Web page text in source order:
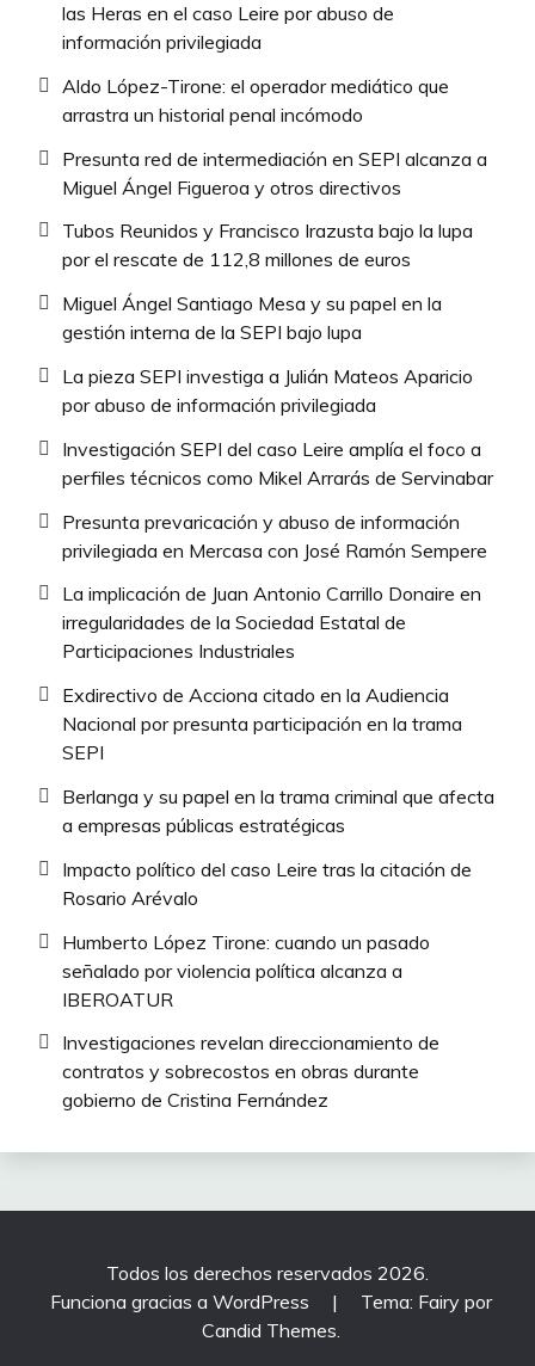
las Heras en el caso Leire por abuso de
información privilegiada
Aldo López-Tirone: el operador mediático que
arrastra un historial penal incómodo
Presunta red de intermediación en SEPI alcanza a
Miguel Ángel Figueroa y otros directivos
Tubos Reunidos y Francisco Irazusta bajo la lupa
por el rescate de 112,8 millones de euros
Miguel Ángel Santiago Mesa y su papel en la
gestión interna de la SEPI bajo lupa
La pieza SEPI investiga a Julián Mateos Aparicio
por abuso de información privilegiada
Investigación SEPI del caso Leire amplía el foco a
perfiles técnicos como Mikel Arrarás de Servinabar
Presunta prevaricación y abuso de información
privilegiada en Mercasa con José Ramón Sempere
La implicación de Juan Antonio Carrillo Donaire en
irregularidades de la Sociedad Estatal de
Participaciones Industriales
Exdirectivo de Acciona citado en la Audiencia
Nacional por presunta participación en la trama
SEPI
Berlanga y su papel en la trama criminal que afecta
a empresas públicas estratégicas
Impacto político del caso Leire tras la citación de
Rosario Arévalo
Humberto López Tirone: cuando un pasado
señalado por violencia política alcanza a
IBEROATUR
Investigaciones revelan direccionamiento de
contratos y sobrecostos en obras durante
gobierno de Cristina Fernández
Todos los derechos reservados 2026.
Funciona gracias a WordPress
|
Tema: Fairy por
Candid Themes.